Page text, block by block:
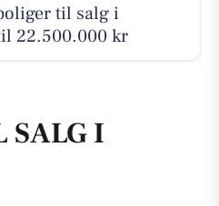
til salg i
22.500.000 kr
SALG I